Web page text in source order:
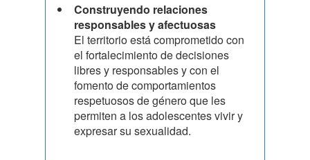
Construyendo relaciones
responsables y afectuosas
El territorio está comprometido con
el fortalecimiento de decisiones
libres y responsables y con el
fomento de comportamientos
respetuosos de género que les
permiten a los adolescentes vivir y
expresar su sexualidad.